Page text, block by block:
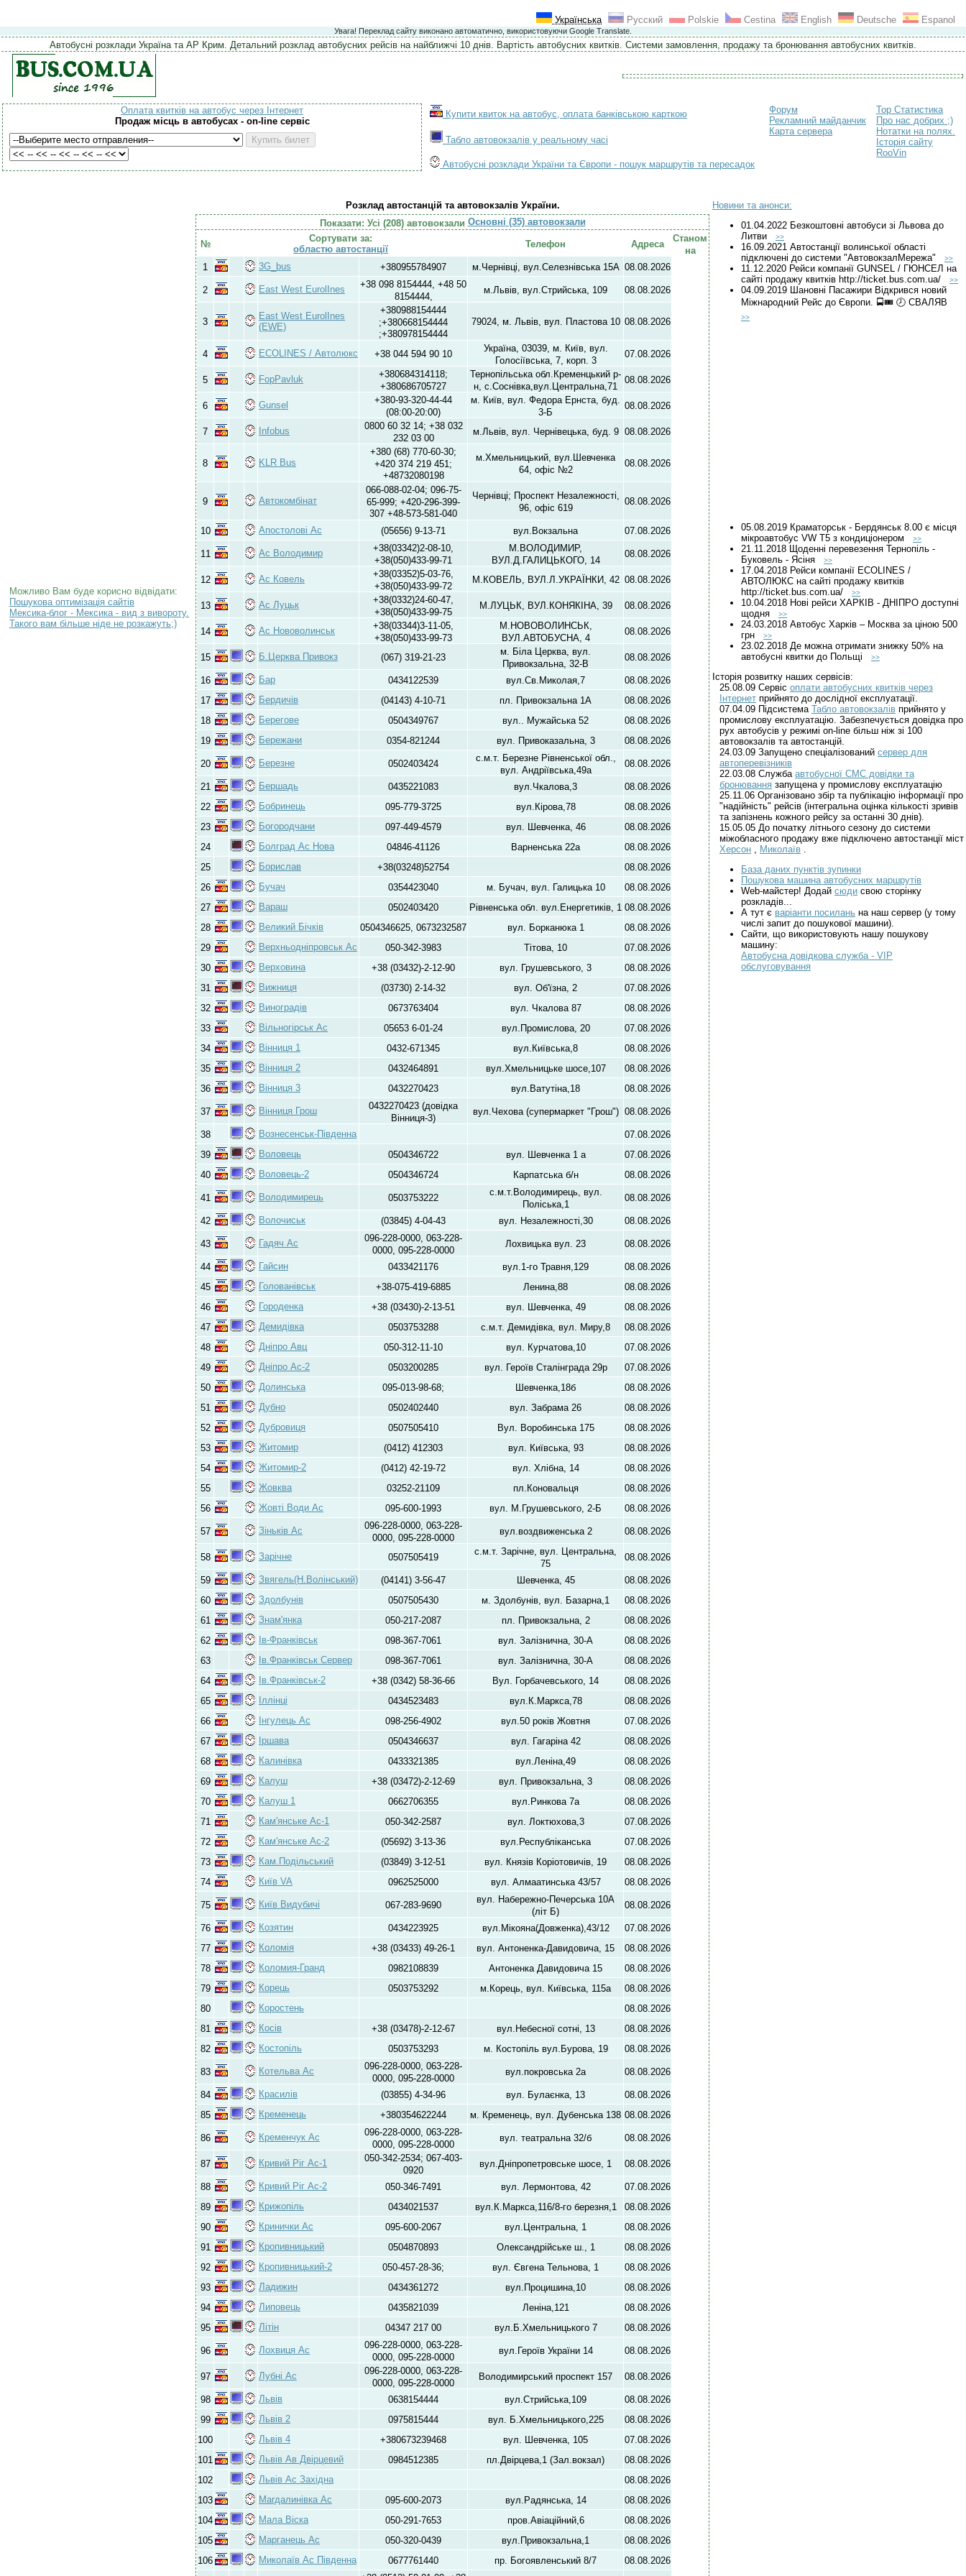
Українська Русский Polskie Cestina English Deutsche Espanol
Увага! Переклад сайту виконано автоматично, використовуючи Google Translate.
Автобусні розклади Україна та АР Крим. Детальний розклад автобусних рейсів на найближчі 10 днів. Вартість автобусних квитків. Системи замовлення, продажу та бронювання автобусних квитків.
Оплата квитків на автобус через Інтернет
Продаж місць в автобусах - on-line сервіс
Купити квиток на автобус, оплата банківською карткою
Табло автовокзалів у реальному часі
Автобусні розклади України та Європи - пошук маршрутів та пересадок
Форум
Рекламний майданчик
Карта сервера
Top Статистика
Про нас добрих ;)
Нотатки на полях.
Історія сайту
RooVin
Можливо Вам буде корисно відвідати:
Пошукова оптимізація сайтів
Мексика-блог - Мексика - вид з вивороту.
Такого вам більше ніде не розкажуть;)
Розклад автостанцій та автовокзалів України.
Показати: Усі (208) автовокзали Основні (35) автовокзали
№
Сортувати за:
областю автостанції Телефон Адреса
Станом
на
1
3G_bus +380955784907 м.Чернівці, вул.Селезнівська 15А 08.08.2026
2 East West EurolInes
+38 098 8154444, +48 50
8154444,
м.Львів, вул.Стрийська, 109 08.08.2026
3
East West EurolInes
(EWE)
+380988154444
;+380668154444
;+380978154444
79024, м. Львів, вул. Пластова 10 08.08.2026
4 ECOLINES / Автолюкс +38 044 594 90 10
Україна, 03039, м. Київ, вул.
Голосіївська, 7, корп. 3
07.08.2026
5 FopPavluk
+380684314118;
+380686705727
Тернопільська обл.Кременцький р-
н, с.Соснівка,вул.Центральна,71
08.08.2026
6 Gunsel
+380-93-320-44-44
(08:00-20:00)
м. Київ, вул. Федора Ернста, буд.
3-Б
08.08.2026
7 Infobus
0800 60 32 14; +38 032
232 03 00
м.Львів, вул. Чернівецька, буд. 9 08.08.2026
8 KLR Bus
+380 (68) 770-60-30;
+420 374 219 451;
+48732080198
м.Хмельницький, вул.Шевченка
64, офіс №2
08.08.2026
9 Автокомбінат
066-088-02-04; 096-75-
65-999; +420-296-399-
307 +48-573-581-040
Чернівці; Проспект Незалежності,
96, офіс 619
08.08.2026
10 Апостолові Ас (05656) 9-13-71 вул.Вокзальна 07.08.2026
11 Ас Володимир
+38(03342)2-08-10,
+38(050)433-99-71
М.ВОЛОДИМИР,
ВУЛ.Д.ГАЛИЦЬКОГО, 14
08.08.2026
12 Ас Ковель
+38(03352)5-03-76,
+38(050)433-99-72
М.КОВЕЛЬ, ВУЛ.Л.УКРАЇНКИ, 42 08.08.2026
13 Ас Луцьк
+38(0332)24-60-47,
+38(050)433-99-75
М.ЛУЦЬК, ВУЛ.КОНЯКІНА, 39 08.08.2026
14 Ас Нововолинськ
+38(03344)3-11-05,
+38(050)433-99-73
М.НОВОВОЛИНСЬК,
ВУЛ.АВТОБУСНА, 4
08.08.2026
15 Б.Церква Привокз (067) 319-21-23
м. Біла Церква, вул.
Привокзальна, 32-В
08.08.2026
16 Бар 0434122539 вул.Св.Миколая,7
08.08.2026
17
Бердичів (04143) 4-10-71 пл. Привокзальна 1А
08.08.2026
18
Берегове 0504349767 вул.. Мужайська 52
08.08.2026
19
Бережани 0354-821244 вул. Привоказальна, 3 08.08.2026
20 Березне 0502403424
с.м.т. Березне Рівненської обл.,
вул. Андріївська,49а
08.08.2026
21 Бершадь 0435221083 вул.Чкалова,3
08.08.2026
22
Бобринець 095-779-3725 вул.Кірова,78
08.08.2026
23
Богородчани 097-449-4579 вул. Шевченка, 46
08.08.2026
24
Болград Ас Нова 04846-41126 Варненська 22а
08.08.2026
25
Борислав +38(03248)52754
08.08.2026
26
Бучач 0354423040 м. Бучач, вул. Галицька 10
08.08.2026
27
Вараш 0502403420 Рівненська обл. вул.Енергетиків, 1 08.08.2026
28
Великий Бічків 0504346625, 0673232587 вул. Борканюка 1
08.08.2026
29
Верхньодніпровськ Ас 050-342-3983 Тітова, 10
07.08.2026
30
Верховина +38 (03432)-2-12-90 вул. Грушевського, 3
08.08.2026
31
Вижниця (03730) 2-14-32 вул. Об'їзна, 2
07.08.2026
32
Виноградів 0673763404 вул. Чкалова 87
08.08.2026
33
Вільногірськ Ас 05653 6-01-24 вул.Промислова, 20
07.08.2026
34
Вінниця 1 0432-671345 вул.Київська,8
08.08.2026
35
Вінниця 2 0432464891 вул.Хмельницьке шосе,107
08.08.2026
36
Вінниця 3 0432270423 вул.Ватутіна,18 08.08.2026
37 Вінниця Грош
0432270423 (довідка
Вінниця-3)
вул.Чехова (супермаркет "Грош") 08.08.2026
38 Вознесенськ-Південна
07.08.2026
39
Воловець 0504346722 вул. Шевченка 1 а
07.08.2026
40
Воловець-2 0504346724 Карпатська б/н 08.08.2026
41 Володимирець 0503753222
с.м.т.Володимирець, вул.
Поліська,1
08.08.2026
42 Волочиськ (03845) 4-04-43 вул. Незалежності,30 08.08.2026
43 Гадяч Ас
096-228-0000, 063-228-
0000, 095-228-0000
Лохвицька вул. 23 08.08.2026
44 Гайсин 0433421176 вул.1-го Травня,129
08.08.2026
45
Голованівськ +38-075-419-6885 Ленина,88
08.08.2026
46
Городенка +38 (03430)-2-13-51 вул. Шевченка, 49
08.08.2026
47
Демидівка 0503753288 с.м.т. Демидівка, вул. Миру,8
08.08.2026
48
Дніпро Авц 050-312-11-10 вул. Курчатова,10
07.08.2026
49
Дніпро Ас-2 0503200285 вул. Героїв Сталінграда 29р
07.08.2026
50
Долинська 095-013-98-68; Шевченка,18б
08.08.2026
51
Дубно 0502402440 вул. Забрама 26
08.08.2026
52
Дубровиця 0507505410 Вул. Воробинська 175
08.08.2026
53
Житомир (0412) 412303 вул. Київська, 93
08.08.2026
54
Житомир-2 (0412) 42-19-72 вул. Хлібна, 14
08.08.2026
55
Жовква 03252-21109 пл.Коновальця
08.08.2026
56
Жовті Води Ас 095-600-1993 вул. М.Грушевського, 2-Б 08.08.2026
57 Зіньків Ас
096-228-0000, 063-228-
0000, 095-228-0000
вул.воздвиженська 2 08.08.2026
58 Зарічне 0507505419
с.м.т. Зарічне, вул. Центральна,
75
08.08.2026
59 Звягель(Н.Волінський) (04141) 3-56-47 Шевченка, 45
08.08.2026
60
Здолбунів 0507505430 м. Здолбунів, вул. Базарна,1
08.08.2026
61
Знам'янка 050-217-2087 пл. Привокзальна, 2
08.08.2026
62
Ів-Франківськ 098-367-7061 вул. Залізнична, 30-А
08.08.2026
63
Ів.Франківськ Сервер 098-367-7061 вул. Залізнична, 30-А
08.08.2026
64
Ів.Франківськ-2 +38 (0342) 58-36-66 Вул. Горбачевського, 14
08.08.2026
65
Іллінці 0434523483 вул.К.Маркса,78
08.08.2026
66
Інгулець Ас 098-256-4902 вул.50 років Жовтня
07.08.2026
67
Іршава 0504346637 вул. Гагаріна 42
08.08.2026
68
Калинівка 0433321385 вул.Леніна,49
08.08.2026
69
Калуш +38 (03472)-2-12-69 вул. Привокзальна, 3
08.08.2026
70
Калуш 1 0662706355 вул.Ринкова 7а
08.08.2026
71
Кам'янське Ас-1 050-342-2587 вул. Локтюхова,3
07.08.2026
72
Кам'янське Ас-2 (05692) 3-13-36 вул.Республіканська
07.08.2026
73
Кам.Подільський (03849) 3-12-51 вул. Князів Коріотовичів, 19
08.08.2026
74
Київ VA 0962525000 вул. Алмаатинська 43/57 08.08.2026
75 Київ Видубичі 067-283-9690
вул. Набережно-Печерська 10А
(літ Б)
08.08.2026
76 Козятин 0434223925 вул.Мікояна(Довженка),43/12
07.08.2026
77
Коломія +38 (03433) 49-26-1 вул. Антоненка-Давидовича, 15
08.08.2026
78
Коломия-Гранд 0982108839 Антоненка Давидовича 15
08.08.2026
79
Корець 0503753292 м.Корець, вул. Київська, 115а
08.08.2026
80
Коростень
08.08.2026
81
Косів +38 (03478)-2-12-67 вул.Небесної сотні, 13
08.08.2026
82
Костопіль 0503753293 м. Костопіль вул.Бурова, 19 08.08.2026
83 Котельва Ас
096-228-0000, 063-228-
0000, 095-228-0000
вул.покровська 2а 08.08.2026
84 Красилів (03855) 4-34-96 вул. Булаєнка, 13
08.08.2026
85
Кременець +380354622244 м. Кременець, вул. Дубенська 138 08.08.2026
86 Кременчук Ас
096-228-0000, 063-228-
0000, 095-228-0000
вул. театральна 32/б 08.08.2026
87 Кривий Ріг Ас-1
050-342-2534; 067-403-
0920
вул.Дніпропетровське шосе, 1 08.08.2026
88 Кривий Ріг Ас-2 050-346-7491 вул. Лермонтова, 42
07.08.2026
89
Крижопіль 0434021537 вул.К.Маркса,116/8-го березня,1
08.08.2026
90
Кринички Ас 095-600-2067 вул.Центральна, 1
08.08.2026
91
Кропивницький 0504870893 Олександрійське ш., 1
08.08.2026
92
Кропивницький-2 050-457-28-36; вул. Євгена Тельнова, 1
08.08.2026
93
Ладижин 0434361272 вул.Процишина,10
08.08.2026
94
Липовець 0435821039 Леніна,121
08.08.2026
95
Літін 04347 217 00 вул.Б.Хмельницького 7 08.08.2026
96 Лохвиця Ас
096-228-0000, 063-228-
0000, 095-228-0000
вул.Героїв України 14 08.08.2026
97 Лубні Ас
096-228-0000, 063-228-
0000, 095-228-0000
Володимирський проспект 157 08.08.2026
98 Львів 0638154444 вул.Стрийська,109
08.08.2026
99
Львів 2 0975815444 вул. Б.Хмельницького,225
08.08.2026
100
Львів 4 +380673239468 вул. Шевченка, 105
07.08.2026
101
Львів Ав Двірцевий 0984512385 пл.Двiрцева,1 (Зал.вокзал)
08.08.2026
102
Львів Ас Західна
08.08.2026
103
Магдалинівка Ас 095-600-2073 вул.Радянська, 14
08.08.2026
104
Мала Віска 050-291-7653 пров.Авіаційний,6
08.08.2026
105
Марганець Ас 050-320-0439 вул.Привокзальна,1
08.08.2026
106
Миколаїв Ас Південна 0677761440 пр. Богоявленський 8/7
08.08.2026
Новини та анонси:
01.04.2022 Безкоштовні автобуси зі Львова до
Литви
>>
16.09.2021 Автостанції волинської області
підключені до системи "АвтовокзалМережа"
>>
11.12.2020 Рейси компанії GUNSEL / ГЮНСЕЛ на
сайті продажу квитків http://ticket.bus.com.ua/
>>
04.09.2019 Шановні Пасажири Відкрився новий
Міжнародний Рейс до Європи. 🚍🎟 🕗 СВАЛЯВ
>>
05.08.2019 Краматорськ - Бердянськ 8.00 є місця
мікроавтобус VW T5 з кондиціонером
>>
21.11.2018 Щоденні перевезення Тернопіль -
Буковель - Ясіня
>>
17.04.2018 Рейси компанії ECOLINES /
АВТОЛЮКС на сайті продажу квитків
http://ticket.bus.com.ua/
>>
10.04.2018 Нові рейси ХАРКІВ - ДНІПРО доступні
щодня
>>
24.03.2018 Автобус Харків – Москва за ціною 500
грн
>>
23.02.2018 Де можна отримати знижку 50% на
автобусні квитки до Польщі
>>
Історія розвитку наших сервісів:
25.08.09 Сервіс оплати автобусних квитків через
Інтернет прийнято до дослідної експлуатації.
07.04.09 Підсистема Табло автовокзалів прийнято у
промислову експлуатацію. Забезпечується довідка про
рух автобусів у режимі on-line більш ніж зі 100
автовокзалів та автостанцій.
24.03.09 Запущено спеціалізований сервер для
автоперевізників
22.03.08 Служба автобусної СМС довідки та
бронювання запущена у промислову експлуатацію
25.11.06 Організовано збір та публікацію інформації про
"надійність" рейсів (інтегральна оцінка кількості зривів
та запізнень кожного рейсу за останні 30 днів).
15.05.05 До початку літнього сезону до системи
міжобласного продажу вже підключено автостанції міст
Херсон , Миколаїв .
База даних пунктів зупинки
Пошукова машина автобусних маршрутів
Web-майстер! Додай сюди свою сторінку
розкладів...
А тут є варіанти посилань на наш сервер (у тому
числі запит до пошукової машини).
Сайти, що використовують нашу пошукову
машину:
Автобусна довідкова служба - VIP
обслуговування